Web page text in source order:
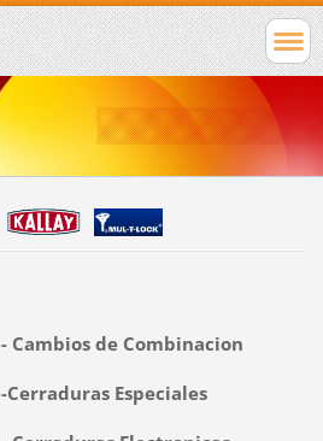
- Cambios de Combinacion
-Cerraduras Especiales